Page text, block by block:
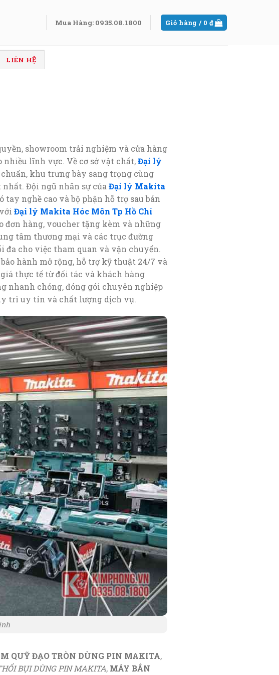
Mua Hàng: 0935.08.1800 Giỏ hàng / 0 ₫
LIÊN HỆ
showroom trải nghiệm và cửa hàng
lĩnh vực. Về cơ sở vật chất,Đại lý
khu trưng bày sang trọng cùng
Đội ngũ nhân sự của Đại lý Makita
nghề cao và bộ phận hỗ trợ sau bán
Đại lý Makita Hóc Môn Tp Hồ Chí
đơn hàng, voucher tặng kèm và những
tâm thương mại và các trục đường
đa cho việc tham quan và vận chuyển.
hành mở rộng, hỗ trợ kỹ thuật 24/7 và
thực tế từ đối tác và khách hàng
nhanh chóng, đóng gói chuyên nghiệp
trì uy tín và chất lượng dịch vụ.
QUỸ ĐẠO TRÒN DÙNG PIN MAKITA,
BỤI DÙNG PIN MAKITA, MÁY BẮN